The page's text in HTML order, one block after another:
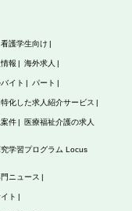
看護学生向け
報 海外求人
イト パート
化した求人紹介サービス
件 医療福祉介護の求人
学習プログラム Locus
ニュース
ト